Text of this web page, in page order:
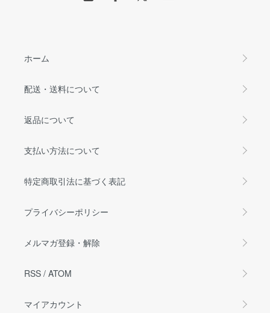
ホーム
配送・送料について
返品について
支払い方法について
特定商取引法に基づく表記
プライバシーポリシー
メルマガ登録・解除
RSS / ATOM
マイアカウント